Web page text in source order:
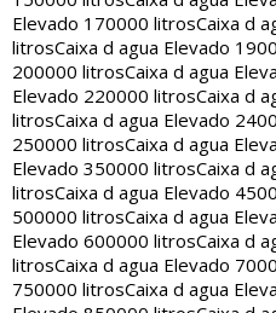
Elevado 170000 litrosCaixa d
litrosCaixa d agua Elevado
200000 litrosCaixa d agua
Elevado 220000 litrosCaixa d
litrosCaixa d agua Elevado
250000 litrosCaixa d agua
Elevado 350000 litrosCaixa d
litrosCaixa d agua Elevado
500000 litrosCaixa d agua
Elevado 600000 litrosCaixa d
litrosCaixa d agua Elevado
750000 litrosCaixa d agua